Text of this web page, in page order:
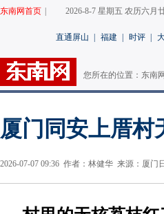
东南网首页 2026-8-7 星期五 农历六月
直通屏山 福建 时评
您所在的位置： 东南网
厦门同安上厝村
2026-07-07 09:36 作者：林健华 来源：厦